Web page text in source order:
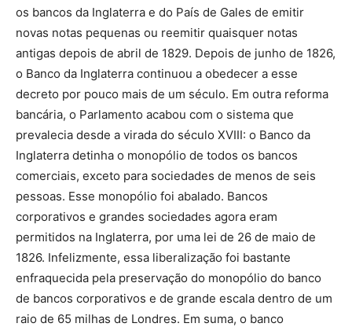
os bancos da Inglaterra e do País de Gales de emitir
novas notas pequenas ou reemitir quaisquer notas
antigas depois de abril de 1829. Depois de junho de 1826,
o Banco da Inglaterra continuou a obedecer a esse
decreto por pouco mais de um século. Em outra reforma
bancária, o Parlamento acabou com o sistema que
prevalecia desde a virada do século XVIII: o Banco da
Inglaterra detinha o monopólio de todos os bancos
comerciais, exceto para sociedades de menos de seis
pessoas. Esse monopólio foi abalado. Bancos
corporativos e grandes sociedades agora eram
permitidos na Inglaterra, por uma lei de 26 de maio de
1826. Infelizmente, essa liberalização foi bastante
enfraquecida pela preservação do monopólio do banco
de bancos corporativos e de grande escala dentro de um
raio de 65 milhas de Londres. Em suma, o banco